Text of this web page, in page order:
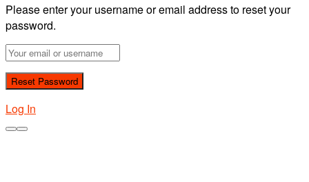
Please enter your username or email address to reset your
password.
Log In